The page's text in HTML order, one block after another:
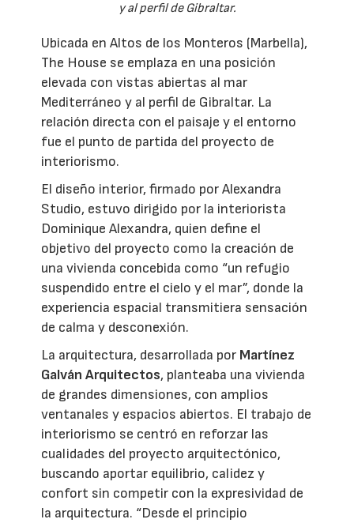
y al perfil de Gibraltar.
Ubicada en Altos de los Monteros (Marbella),
The House se emplaza en una posición
elevada con vistas abiertas al mar
Mediterráneo y al perfil de Gibraltar. La
relación directa con el paisaje y el entorno
fue el punto de partida del proyecto de
interiorismo.
El diseño interior, firmado por Alexandra
Studio, estuvo dirigido por la interiorista
Dominique Alexandra, quien define el
objetivo del proyecto como la creación de
una vivienda concebida como “un refugio
suspendido entre el cielo y el mar”, donde la
experiencia espacial transmitiera sensación
de calma y desconexión.
La arquitectura, desarrollada por Martínez
Galván Arquitectos, planteaba una vivienda
de grandes dimensiones, con amplios
ventanales y espacios abiertos. El trabajo de
interiorismo se centró en reforzar las
cualidades del proyecto arquitectónico,
buscando aportar equilibrio, calidez y
confort sin competir con la expresividad de
la arquitectura. “Desde el principio